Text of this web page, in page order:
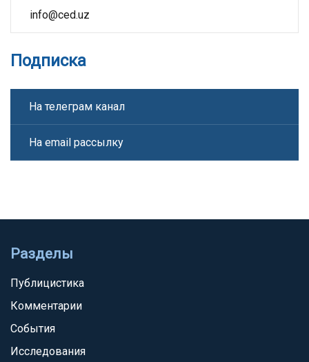
info@ced.uz
Подписка
На телеграм канал
На email рассылку
Разделы
Публицистика
Комментарии
События
Исследования